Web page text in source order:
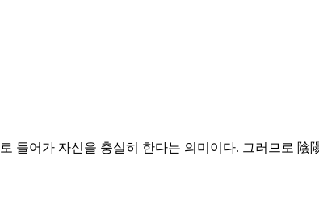
들어가 자신을 충실히 한다는 의미이다. 그러므로 陰